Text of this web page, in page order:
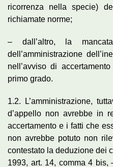
ricorrenza nella specie)
richiamate norme;
– dall’altro, la
dell’amministrazione
nell’avviso di
primo grado.
1.2. L’amministrazione,
d’appello non avrebbe in
accertamento e i fatti che
non avrebbe potuto non
contestato la deduzione dei
1993, art. 14, comma 4 bis,